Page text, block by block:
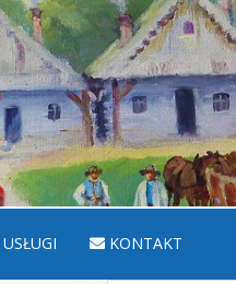
KONTAKT